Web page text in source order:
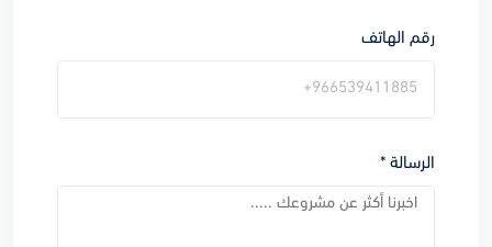
رقم الهاتف
الرسالة *